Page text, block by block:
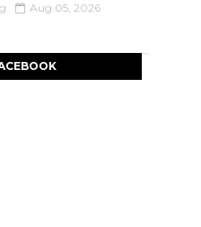
Aug 05, 2026